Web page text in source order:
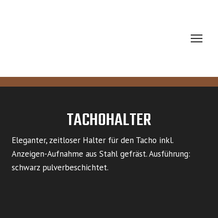
TACHOHALTER
Eleganter, zeitloser Halter für den Tacho inkl.
Anzeigen-Aufnahme aus Stahl gefräst. Ausführung:
schwarz pulverbeschichtet.